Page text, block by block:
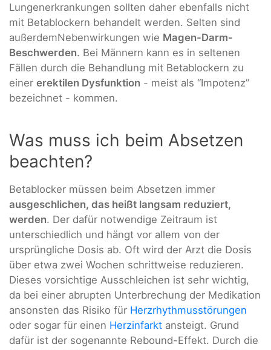
Lungenerkrankungen sollten daher ebenfalls nicht
mit Betablockern behandelt werden. Selten sind
außerdemNebenwirkungen wie Magen-Darm-
Beschwerden. Bei Männern kann es in seltenen
Fällen durch die Behandlung mit Betablockern zu
einer erektilen Dysfunktion - meist als “Impotenz”
bezeichnet - kommen.
Was muss ich beim Absetzen
beachten?
Betablocker müssen beim Absetzen immer
ausgeschlichen, das heißt langsam reduziert,
werden. Der dafür notwendige Zeitraum ist
unterschiedlich und hängt vor allem von der
ursprüngliche Dosis ab. Oft wird der Arzt die Dosis
über etwa zwei Wochen schrittweise reduzieren.
Dieses vorsichtige Ausschleichen ist sehr wichtig,
da bei einer abrupten Unterbrechung der Medikation
ansonsten das Risiko für Herzrhythmusstörungen
oder sogar für einen Herzinfarkt ansteigt. Grund
dafür ist der sogenannte Rebound-Effekt. Durch die